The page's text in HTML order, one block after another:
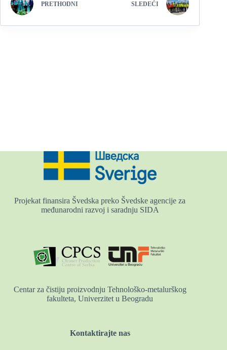
PRETHODNI SLEDEĆI
Projekat finansira Švedska preko Švedske agencije za
međunarodni razvoj i saradnju SIDA
Centar za čistiju proizvodnju Tehnološko-metalurškog
fakulteta, Univerzitet u Beogradu
Kontaktirajte nas